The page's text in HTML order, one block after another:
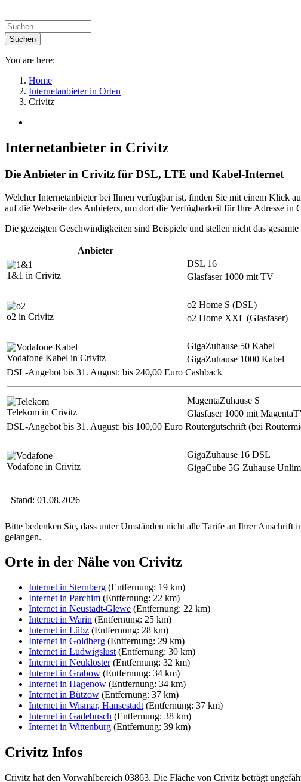
You are here:
Home
Internetanbieter in Orten
Crivitz
Internetanbieter in Crivitz
Die Anbieter in Crivitz für DSL, LTE und Kabel-Internet
Welcher Internetanbieter bei Ihnen verfügbar ist, finden Sie mit einem Klick
auf die Webseite des Anbieters, um dort die Verfügbarkeit für Ihre Adresse
Die gezeigten Geschwindigkeiten sind Beispiele und stellen nicht das
Anbieter
1&1 in Crivitz
DSL 16
Glasfaser 1000 mit TV
o2 in Crivitz
o2 Home S (DSL)
o2 Home XXL (Glasfaser)
Vodafone Kabel in Crivitz
GigaZuhause 50 Kabel
GigaZuhause 1000 Kabel
DSL-Angebot bis 31. August: bis 240,00 Euro Cashback
Telekom in Crivitz
MagentaZuhause S
Glasfaser 1000 mit
DSL-Angebot bis 31. August: bis 100,00 Euro Routergutschrift (bei
Vodafone in Crivitz
GigaZuhause 16 DSL
GigaCube 5G Zuhause
Stand: 01.08.2026
Bitte bedenken Sie, dass unter Umständen nicht alle Tarife an Ihrer
gelangen.
Orte in der Nähe von Crivitz
Internet in Sternberg (Entfernung: 19 km)
Internet in Parchim (Entfernung: 22 km)
Internet in Neustadt-Glewe (Entfernung: 22 km)
Internet in Warin (Entfernung: 25 km)
Internet in Lübz (Entfernung: 28 km)
Internet in Goldberg (Entfernung: 29 km)
Internet in Ludwigslust (Entfernung: 30 km)
Internet in Neukloster(Entfernung: 32 km)
Internet in Grabow (Entfernung: 34 km)
Internet in Hagenow (Entfernung: 34 km)
Internet in Bützow (Entfernung: 37 km)
Internet in Wismar, Hansestadt (Entfernung: 37 km)
Internet in Gadebusch (Entfernung: 38 km)
Internet in Wittenburg (Entfernung: 39 km)
Crivitz Infos
Crivitz hat den Vorwahlbereich 03863. Die Fläche von Crivitz beträgt